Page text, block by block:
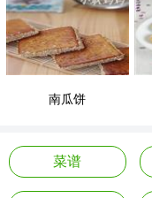
南瓜饼
菜谱